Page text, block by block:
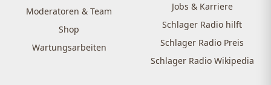
Moderatoren & Team
Shop
Wartungsarbeiten
Jobs & Karriere
Schlager Radio hilft
Schlager Radio Preis
Schlager Radio Wikipedia